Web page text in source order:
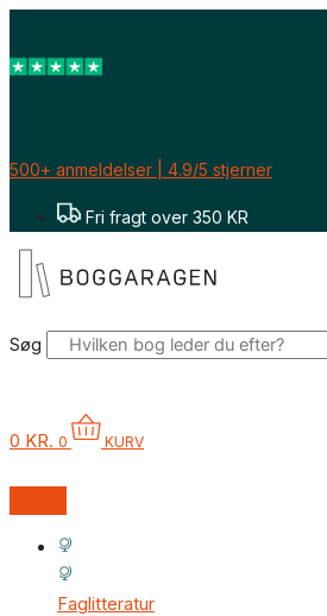
Gå
indholdet
500+ anmeldelser | 4.9/5 stjerner
Fri fragt over 350 KR
Søg
0 KR. 0 KURV
Faglitteratur